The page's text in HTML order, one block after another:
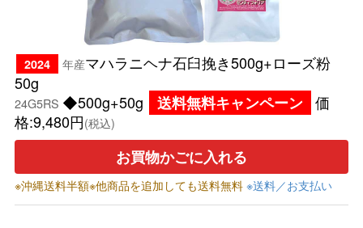
2024 年産マハラニヘナ石臼挽き500g+ローズ粉
50g
24G5RS ◆500g+50g 送料無料キャンペーン 価
格:9,480円(税込)
お買物かごに入れる
※沖縄送料半額※他商品を追加しても送料無料※送料／お支払い